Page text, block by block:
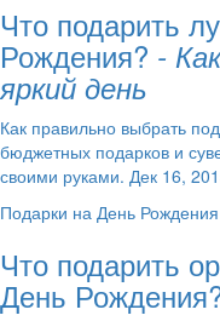
Что подарить
Рождения? -
яркий день
Как правильно выбрать
бюджетных подарков и
своими руками. Дек 16,
Подарки на День Рождения
Что подарить
День